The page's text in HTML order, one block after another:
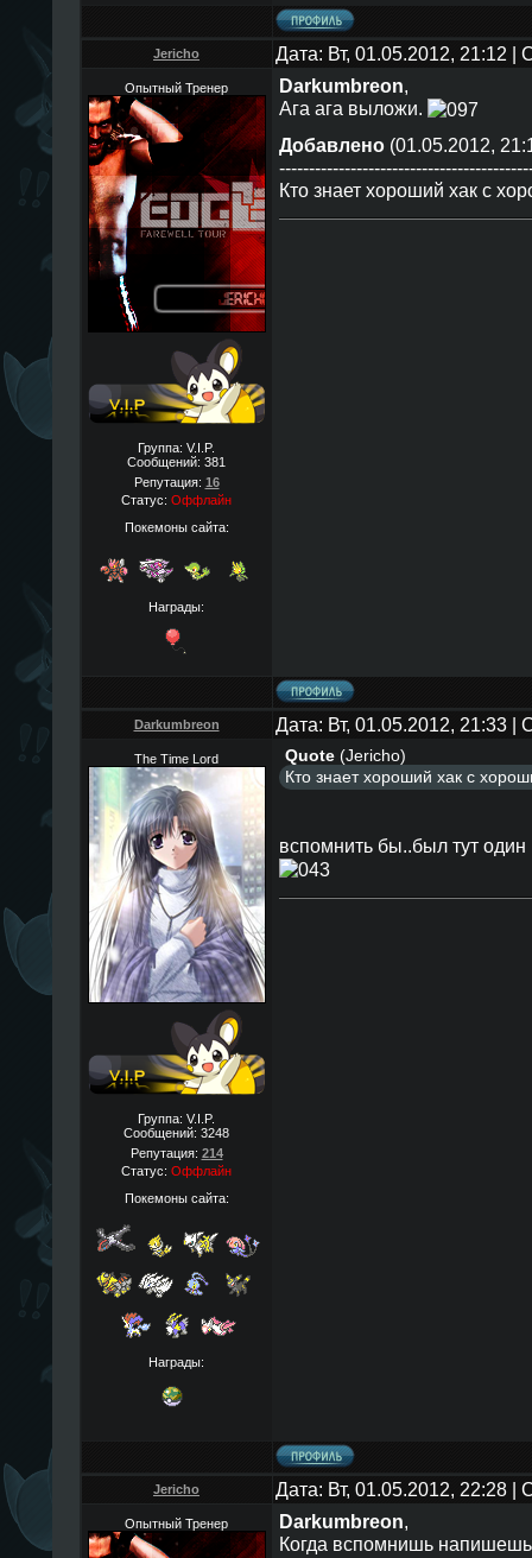
Jericho Дата: Вт, 01.05.2012, 21:12
Опытный Тренер
Группа: V.I.P.
Сообщений: 381
Репутация: 16
Статус: Оффлайн
Покемоны сайта:
Награды:
Darkumbreon,
Ага ага выложи.
Добавлено(01.05.2012,
Кто знает хороший хак с
Darkumbreon Дата: Вт, 01.05.2012, 21:33
The Time Lord
Группа: V.I.P.
Сообщений: 3248
Репутация: 214
Статус: Оффлайн
Покемоны сайта:
Награды:
Quote(Jericho)
Кто знает хороший хак с
вспомнить бы..был тут
Jericho Дата: Вт, 01.05.2012, 22:28
Опытный Тренер Darkumbreon,
Когда вспомнишь